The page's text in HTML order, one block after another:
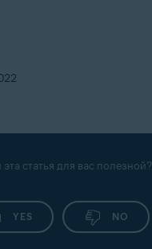
статья для вас полезной?
YES NO